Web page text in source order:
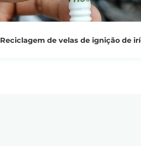
Reciclagem de velas de ignição de